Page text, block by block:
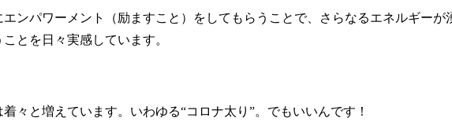
ンパワーメント（励ますこと）をしてもらうことで、さらなるエネルギー
とを日々実感しています。
々と増えています。いわゆる“コロナ太り”。でもいいんです！